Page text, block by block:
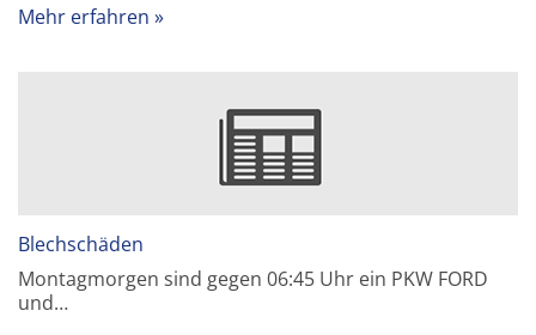
Mehr erfahren
Blechschäden
Montagmorgen sind gegen 06:45 Uhr ein PKW FORD
und…